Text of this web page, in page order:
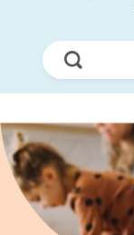
Cerca
ora